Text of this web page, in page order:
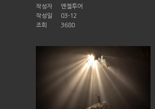
작성자
엔젤투어
작성일
03-12
조회
3680